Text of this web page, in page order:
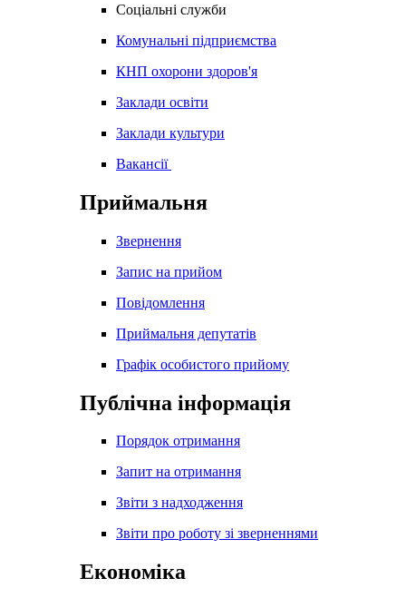
Соціальні служби
Комунальні підприємства
КНП охорони здоров'я
Заклади освіти
Заклади культури
Вакансії
Приймальня
Звернення
Запис на прийом
Повідомлення
Приймальня депутатів
Графік особистого прийому
Публічна інформація
Порядок отримання
Запит на отримання
Звіти з надходження
Звіти про роботу зі зверненнями
Економіка